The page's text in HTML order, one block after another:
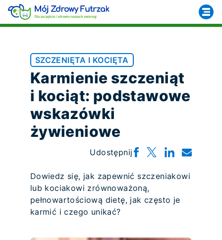
SZCZENIĘTA I KOCIĘTA
Karmienie szczeniąt
i kociąt: podstawowe
wskazówki
żywieniowe
Udostępnij
Dowiedz się, jak zapewnić szczeniakowi
lub kociakowi zrównoważoną,
pełnowartościową dietę, jak często je
karmić i czego unikać?